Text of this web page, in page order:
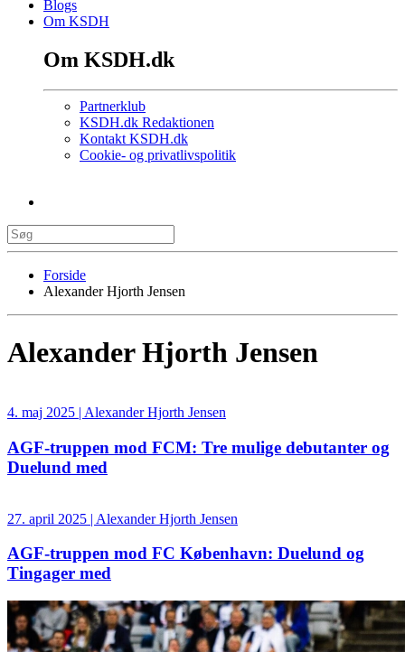
Blogs
Om KSDH
Om KSDH.dk
Partnerklub
KSDH.dk Redaktionen
Kontakt KSDH.dk
Cookie- og privatlivspolitik
Forside
Alexander Hjorth Jensen
Alexander Hjorth Jensen
4. maj 2025 | Alexander Hjorth Jensen
AGF-truppen mod FCM: Tre mulige debutanter og
Duelund med
27. april 2025 | Alexander Hjorth Jensen
AGF-truppen mod FC København: Duelund og
Tingager med